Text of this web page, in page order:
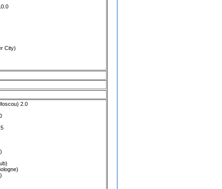
City)
) 2.0
)
)
)
)